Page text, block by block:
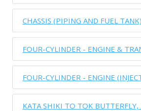
CHASSIS (PIPING AND FUEL TANK)
FOUR-CYLINDER - ENGINE &
FOUR-CYLINDER - ENGINE
KATA SHIKI TO TOK